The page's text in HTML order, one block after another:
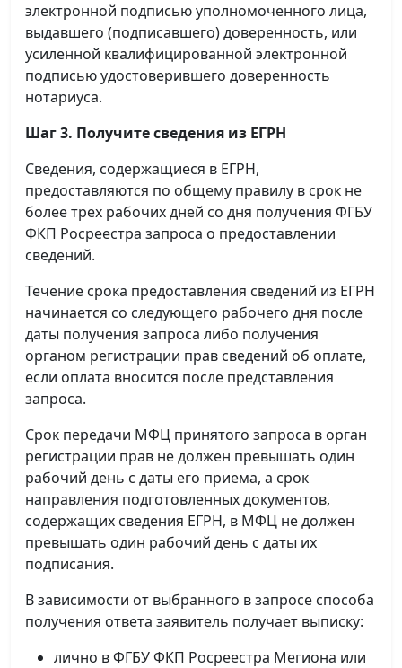
электронной подписью уполномоченного лица,
выдавшего (подписавшего) доверенность, или
усиленной квалифицированной электронной
подписью удостоверившего доверенность
нотариуса.
Шаг 3. Получите сведения из ЕГРН
Сведения, содержащиеся в ЕГРН,
предоставляются по общему правилу в срок не
более трех рабочих дней со дня получения ФГБУ
ФКП Росреестра запроса о предоставлении
сведений.
Течение срока предоставления сведений из ЕГРН
начинается со следующего рабочего дня после
даты получения запроса либо получения
органом регистрации прав сведений об оплате,
если оплата вносится после представления
запроса.
Срок передачи МФЦ принятого запроса в орган
регистрации прав не должен превышать один
рабочий день с даты его приема, а срок
направления подготовленных документов,
содержащих сведения ЕГРН, в МФЦ не должен
превышать один рабочий день с даты их
подписания.
В зависимости от выбранного в запросе способа
получения ответа заявитель получает выписку:
лично в ФГБУ ФКП Росреестра Мегиона или